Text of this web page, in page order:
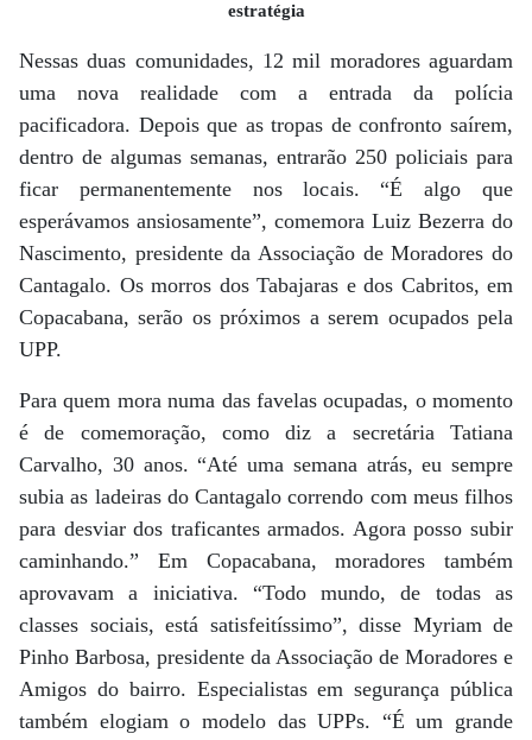
estratégia
Nessas duas comunidades, 12 mil moradores aguardam
uma nova rea­lidade com a entrada da polícia
pacificadora. Depois que as tropas de confronto saírem,
dentro de algumas semanas, entrarão 250 policiais para
ficar permanentemente nos locais. “É algo que
esperávamos ansiosamente”, comemora Luiz Bezerra do
Nascimento, presidente da Associação de Moradores do
Cantagalo. Os morros dos Tabajaras e dos Cabritos, em
Copacabana, serão os próximos a serem ocupados pela
UPP.
Para quem mora numa das favelas ocupadas, o momento
é de comemoração, como diz a secretária Tatiana
Carvalho, 30 anos. “Até uma semana atrás, eu sempre
subia as ladeiras do Cantagalo correndo com meus filhos
para desviar dos traficantes armados. Agora posso subir
caminhando.” Em Copacabana, moradores também
aprovavam a iniciativa. “Todo mundo, de todas as
classes sociais, está satisfeitíssimo”, disse Myriam de
Pinho Barbosa, presidente da Associação de Moradores e
Amigos do bairro. Especialistas em segurança pública
também elogiam o modelo das UPPs. “É um grande